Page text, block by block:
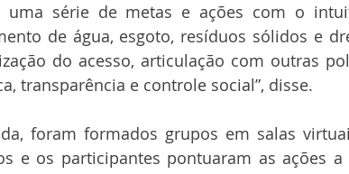
uma série de metas e ações com o
de água, esgoto, resíduos sólidos e
do acesso, articulação com outras
transparência e controle social”, disse.
foram formados grupos em salas
e os participantes pontuaram as ações